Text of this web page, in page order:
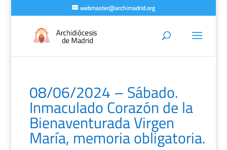
webmaster@archimadrid.org
08/06/2024 – Sábado.
Inmaculado Corazón de la
Bienaventurada Virgen
María, memoria obligatoria.